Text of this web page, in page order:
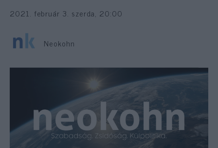
2021. február 3. szerda, 20:00
Neokohn